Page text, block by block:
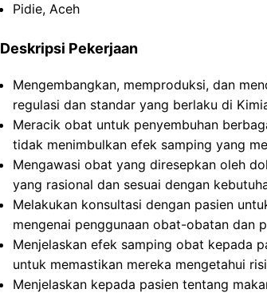
Pidie, Aceh
Deskripsi Pekerjaan
Mengembangkan, memproduksi, dan
regulasi dan standar yang berlaku di
Meracik obat untuk penyembuhan
tidak menimbulkan efek samping yang
Mengawasi obat yang diresepkan oleh
yang rasional dan sesuai dengan
Melakukan konsultasi dengan pasien
mengenai penggunaan obat-obatan dan
Menjelaskan efek samping obat kepada
untuk memastikan mereka mengetahui
Menjelaskan kepada pasien tentang